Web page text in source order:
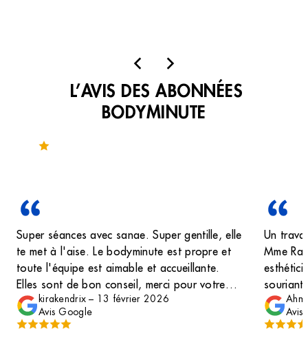
L’AVIS DES ABONNÉES
BODYMINUTE
Super séances avec sanae. Super gentille, elle
te met à l'aise. Le bodyminute est propre et
toute l'équipe est aimable et accueillante.
Elles sont de bon conseil, merci pour votre
professionnalisme. De plus, le bodyminute se
trouve à l'étage dans le centre commercial le
Millénaire, pratique pour faire un soin entre
kirakendrix – 13 février 2026
Avis Google
Un
Mme
pour
Avis